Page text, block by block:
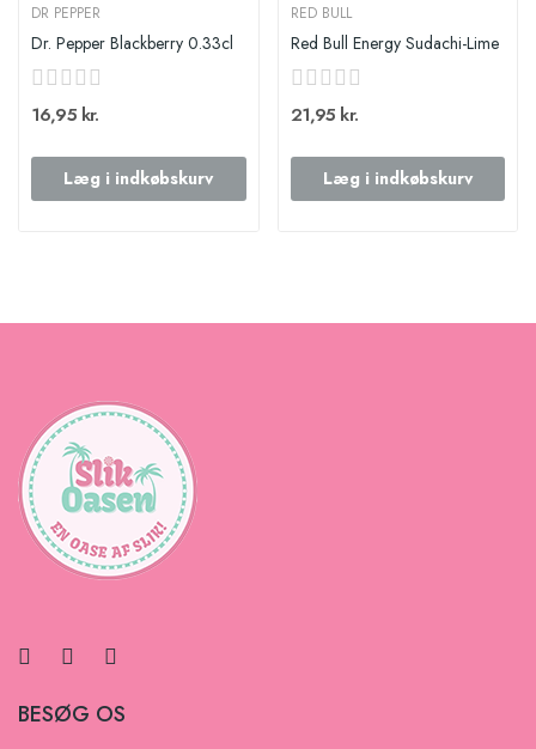
DR PEPPER
Dr. Pepper Blackberry 0.33cl
16,95 kr.
Læg i indkøbskurv
RED BULL
Red Bull Energy Sudachi-Lime
21,95 kr.
Læg i indkøbskurv
BESØG OS